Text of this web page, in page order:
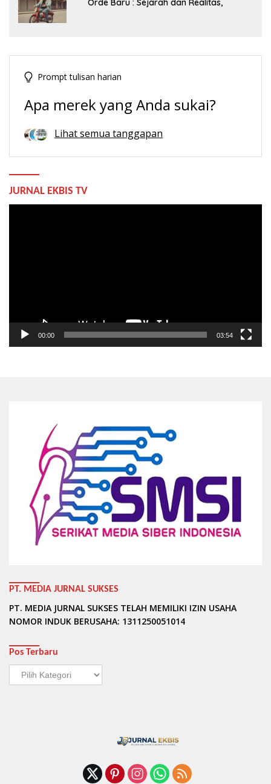
Orde Baru : Sejarah dan Realitas,
Prompt tulisan harian
Apa merek yang Anda sukai?
Lihat semua tanggapan
JURNAL EKBIS TV
00:00 03:54
PT. MEDIA JURNAL SUKSES
PT. MEDIA JURNAL SUKSES TELAH MEMILIKI IZIN USAHA
NOMOR INDUK BERUSAHA: 1311250051014
Pos Terbaru
Pos
Terbaru